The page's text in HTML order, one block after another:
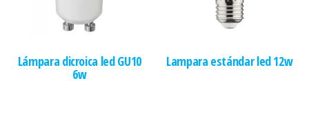
Lámpara dicroica led GU10
6w
Lampara estándar led 12w